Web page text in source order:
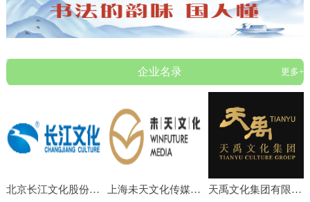
企业名录 更多+
北京长江文化股份有限公司 上海未天文化传媒有限公司 天禹文化集团有限公司